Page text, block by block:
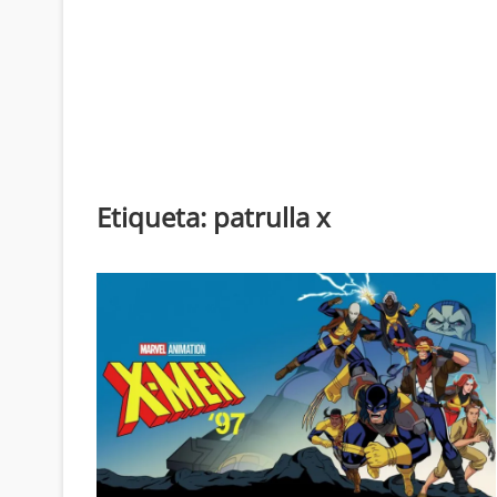
Etiqueta: patrulla x